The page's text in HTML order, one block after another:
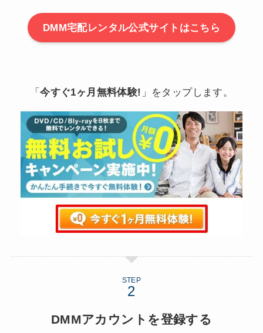
DMM宅配レンタル公式サイトはこちら
「今すぐ1ヶ月無料体験! 」をタップします。
STEP
DMMアカウントを登録する